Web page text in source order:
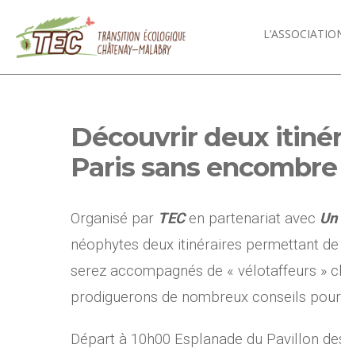
Découvrir deux
Paris sans encombre
Organisé par TECen partenariat avec
néophytes deux itinéraires permettant
serez accompagnés de « vélotaffeurs »
prodiguerons de nombreux conseils
Départ à 10h00 Esplanade du Pavillon